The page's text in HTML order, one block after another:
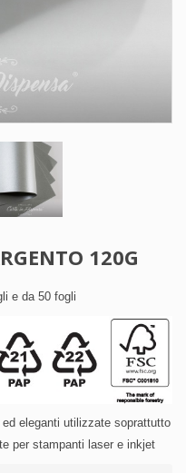
120G
e da 50 fogli
eleganti utilizzate soprattutto
per stampanti laser e inkjet